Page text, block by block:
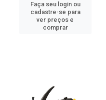
Faça seu login ou
cadastre-se para
ver preços e
comprar